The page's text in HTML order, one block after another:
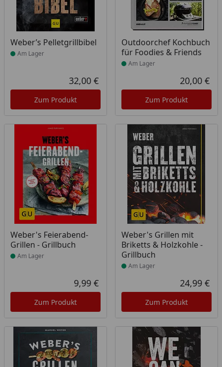
Weber’s Pelletgrillbibel
Produkt am Lager
Am Lager
Aktueller Preis
32,00 €
Zum Produkt
Outdoorchef Kochbuch
für Foodies & Friends
Produkt am Lager
Am Lager
20,00 €
Zum Produkt
Weber's Feierabend-
Grillen - Grillbuch
Produkt am Lager
Am Lager
Aktueller Preis
9,99 €
Zum Produkt
Weber's Grillen mit
Briketts & Holzkohle -
Grillbuch
Produkt am Lager
Am Lager
24,99 €
Zum Produkt